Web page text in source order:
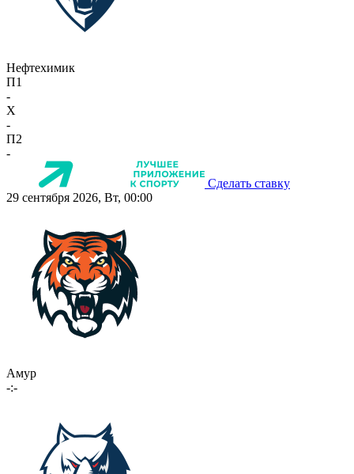
Нефтехимик
П1
-
X
-
П2
-
Сделать ставку
29 сентября 2026, Вт, 00:00
Амур
-:-